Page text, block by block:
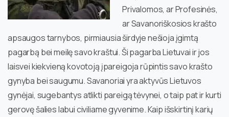
Privalomos, ar Profesinės,
ar Savanoriškosios krašto
apsaugos tarnybos, pirmiausia širdyje nešioja įgimtą
pagarbą bei meilę savo kraštui. Ši pagarba Lietuvai ir jos
laisvei kiekvieną kovotoją įpareigoja rūpintis savo krašto
gynyba bei saugumu. Savanoriai yra aktyvūs Lietuvos
gynėjai, sugebantys atlikti pareigą tėvynei, o taip pat ir kurti
gerovę šalies labui civiliame gyvenime. Kaip išskirtinį karių